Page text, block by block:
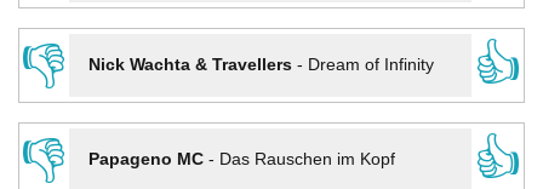
👎
Nick Wachta & Travellers- Dream of Infinity
👍
👎
Papageno MC- Das Rauschen im Kopf
👍